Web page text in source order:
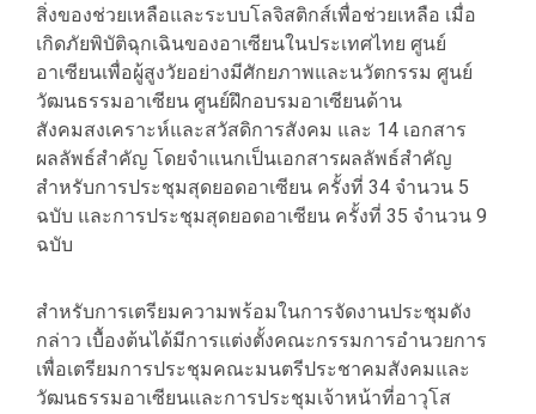
สิ่งของช่วยเหลือและระบบโลจิสติกส์เพื่อช่วยเหลือ เมื่อ
เกิดภัยพิบัติฉุกเฉินของอาเซียนในประเทศไทย ศูนย์
อาเซียนเพื่อผู้สูงวัยอย่างมีศักยภาพและนวัตกรรม ศูนย์
วัฒนธรรมอาเซียน ศูนย์ฝึกอบรมอาเซียนด้าน
สังคมสงเคราะห์และสวัสดิการสังคม และ 14 เอกสาร
ผลลัพธ์สำคัญ โดยจำแนกเป็นเอกสารผลลัพธ์สำคัญ
สำหรับการประชุมสุดยอดอาเซียน ครั้งที่ 34 จำนวน 5
ฉบับ และการประชุมสุดยอดอาเซียน ครั้งที่ 35 จำนวน 9
ฉบับ
สำหรับการเตรียมความพร้อมในการจัดงานประชุมดัง
กล่าว เบื้องต้นได้มีการแต่งตั้งคณะกรรมการอำนวยการ
เพื่อเตรียมการประชุมคณะมนตรีประชาคมสังคมและ
วัฒนธรรมอาเซียนและการประชุมเจ้าหน้าที่อาวุโส